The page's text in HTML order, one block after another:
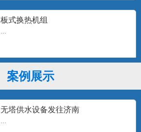
板式换热机组
无塔供水器
山东无塔供水设备，沧州无塔供水设备,邢
台市无塔供水器,宁晋县...
案例展示
无塔供水设备发往济南
...